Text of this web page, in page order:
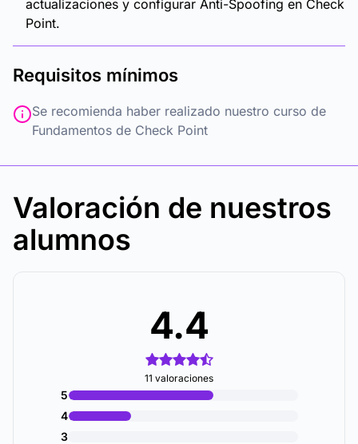
actualizaciones y configurar Anti-Spoofing en Check
Point.
Requisitos mínimos
Se recomienda haber realizado nuestro curso de
Fundamentos de Check Point
Valoración de nuestros
alumnos
4.4
11 valoraciones
5
4
3